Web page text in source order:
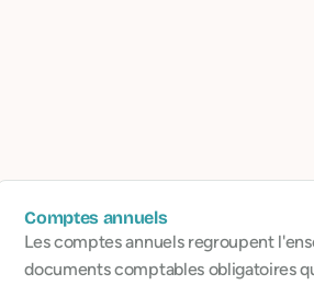
Comptes annuels
Les comptes annuels regroupent
documents comptables obligatoires